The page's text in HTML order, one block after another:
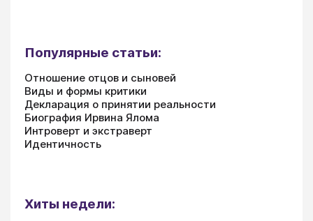
Популярные статьи:
Отношение отцов и сыновей
Виды и формы критики
Декларация о принятии реальности
Биография Ирвина Ялома
Интроверт и экстраверт
Идентичность
Хиты недели: